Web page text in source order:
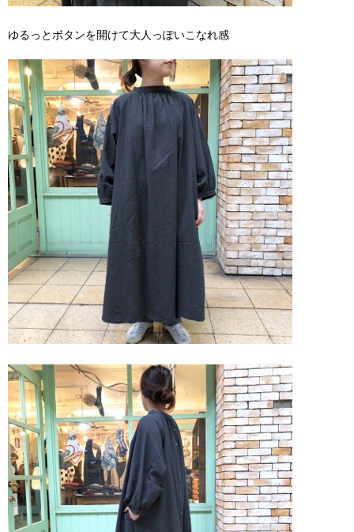
ゆるっとボタンを開けて大人っぽいこなれ感